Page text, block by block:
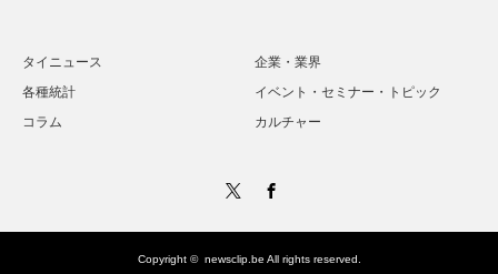
タイニュース
企業・業界
各種統計
イベント・セミナー・トピック
コラム
カルチャー
Copyright © newsclip.be All rights reserved.